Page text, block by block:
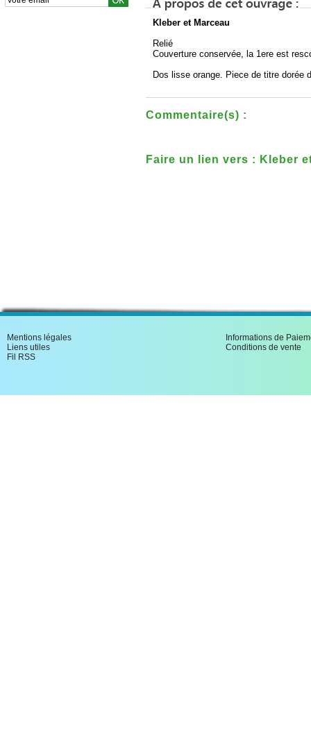
Kleber et Marceau
Relié
Couverture conservée, la 1ere est
Dos lisse orange. Piece de titre dorée
Commentaire(s) :
Faire un lien vers : Kleber
Mentions légales
Liens utiles
Fil RSS
Informations de
Conditions de vente